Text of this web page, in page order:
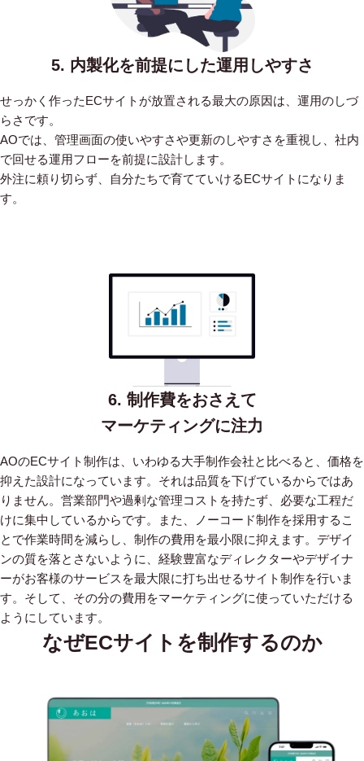
5. 内製化を前提にした運用しやすさ
せっかく作ったECサイトが放置される最大の原因は、運用のしづ
らさです。
AOでは、管理画面の使いやすさや更新のしやすさを重視し、社内
で回せる運用フローを前提に設計します。
外注に頼り切らず、自分たちで育てていけるECサイトになりま
す。
6. 制作費をおさえて
マーケティングに注力
AOのECサイト制作は、いわゆる大手制作会社と比べると、価格を
抑えた設計になっています。 それは品質を下げているからではあ
りません。営業部門や過剰な管理コストを持たず、必要な工程だ
けに集中しているからです。
また、ノーコード制作を採用するこ
とで作業時間を減らし、制作の費用を最小限に抑えます。デザイ
ンの質を落とさないように、経験豊富なディレクターやデザイナ
ーがお客様のサービスを最大限に打ち出せるサイト制作を行いま
す。そして、その分の費用をマーケティングに使っていただける
ようにしています。
なぜECサイトを制作するのか